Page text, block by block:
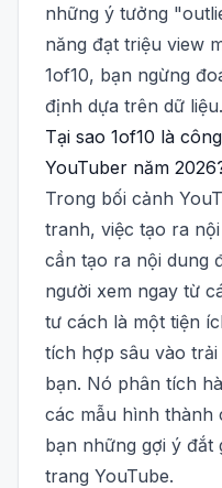
những ý tưởng
năng đạt triệu view
1of10, bạn ngừng
định dựa trên dữ liệu.
Tại sao 1of10 là
YouTuber năm
Trong bối cảnh
tranh, việc tạo ra
cần tạo ra nội dung
người xem ngay từ
tư cách là một tiện
tích hợp sâu vào trải
bạn. Nó phân tích
các mẫu hình thành
bạn những gợi ý đắt
trang YouTube.